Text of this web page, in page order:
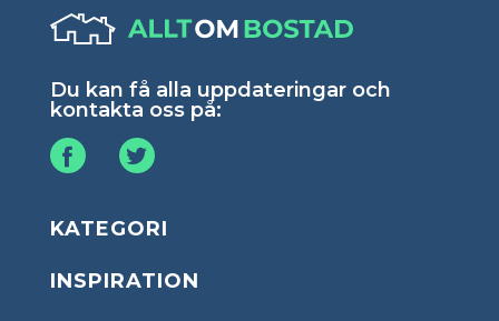
Du kan få alla uppdateringar och
kontakta oss på:
KATEGORI
INSPIRATION